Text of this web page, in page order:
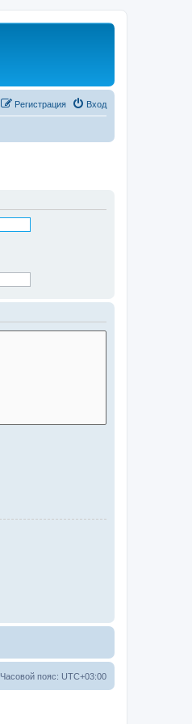
Вход
Регистрация
Часовой пояс: UTC+03:00